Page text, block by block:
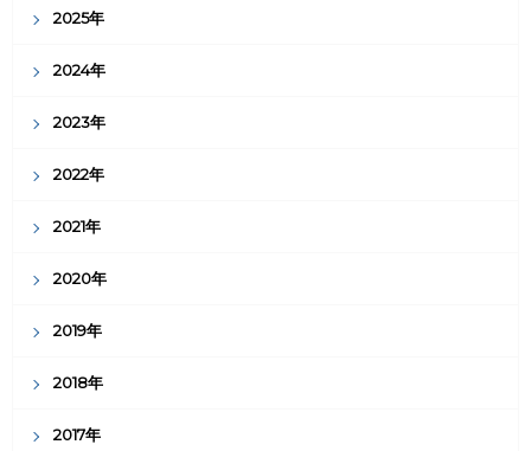
2025年
2024年
2023年
2022年
2021年
2020年
2019年
2018年
2017年